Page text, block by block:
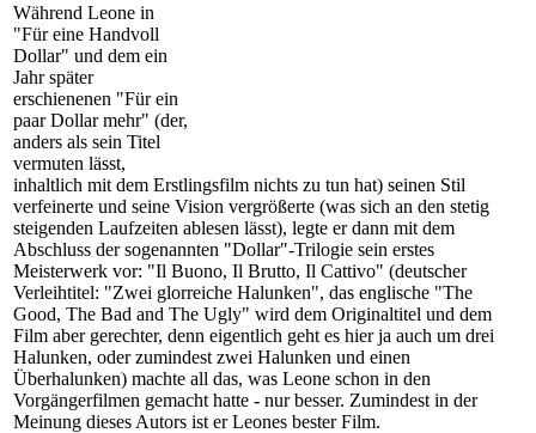
Während Leone in
"Für eine Handvoll
Dollar" und dem ein
Jahr später
erschienenen "Für ein
paar Dollar mehr" (der,
anders als sein Titel
vermuten lässt,
inhaltlich mit dem Erstlingsfilm nichts zu tun hat) seinen Stil
verfeinerte und seine Vision vergrößerte (was sich an den stetig
steigenden Laufzeiten ablesen lässt), legte er dann mit dem
Abschluss der sogenannten "Dollar"-Trilogie sein erstes
Meisterwerk vor: "Il Buono, Il Brutto, Il Cattivo" (deutscher
Verleihtitel: "Zwei glorreiche Halunken", das englische "The
Good, The Bad and The Ugly" wird dem Originaltitel und dem
Film aber gerechter, denn eigentlich geht es hier ja auch um drei
Halunken, oder zumindest zwei Halunken und einen
Überhalunken) machte all das, was Leone schon in den
Vorgängerfilmen gemacht hatte - nur besser. Zumindest in der
Meinung dieses Autors ist er Leones bester Film.